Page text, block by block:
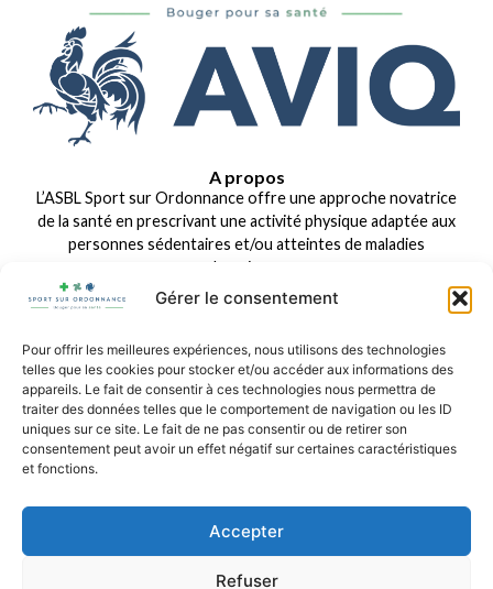
Gérer le consentement
Pour offrir les meilleures expériences, nous utilisons des technologies
telles que les cookies pour stocker et/ou accéder aux informations des
appareils. Le fait de consentir à ces technologies nous permettra de
traiter des données telles que le comportement de navigation ou les ID
uniques sur ce site. Le fait de ne pas consentir ou de retirer son
consentement peut avoir un effet négatif sur certaines caractéristiques
et fonctions.
Accepter
Refuser
A propos
L’ASBL Sport sur Ordonnance offre une approche novatrice
de la santé en prescrivant une activité physique adaptée aux
personnes sédentaires et/ou atteintes de maladies
chroniques.
Dispositifs existantsOrganisation Questions fréquentes
Espace pro
Contact
Téléphone : +32 (0) 488 303 753
E-mail : info@sport-sur-ordonnance.be
Suivez-nous sur nos réseaux sociaux